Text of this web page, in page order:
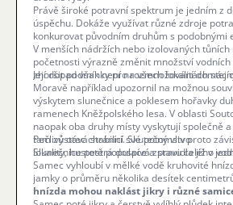
Právě široké potravní spektrum je jedním z
úspěchu. Dokáže využívat různé zdroje
konkurovat původním druhům s podobnými
V menších nádržích nebo izolovaných tůních
početnosti výrazně změnit množství
zhoršit podmínky pro rozmnožování
Její dopad však není na všech lokalitách
Moravě například upozornil na možnou
výskytem slunečnice a poklesem hořavky
ramenech Kněžpolského lesa. V oblasti
naopak oba druhy místy vyskytují společně
tam zůstává stabilní. Skutečný vliv proto
lokality, hustotě populace a stavu celého
Pečlivý otec chránící své potomstvo
Slunečnice pestrá dospívá zpravidla již v
Samec vyhloubí v mělké vodě kruhovité
jamky o průměru několika desítek
hnízda mohou naklást jikry i různé